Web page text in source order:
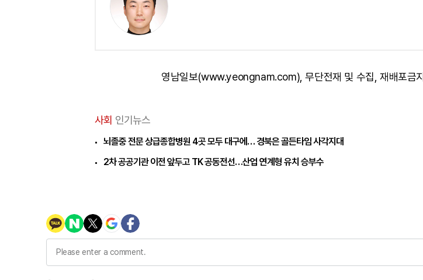
영남일보(www.yeongnam.com), 무단전재 및 수집, 재배포금지
사회 인기뉴스
뇌졸중 전문 상급종합병원 4곳 모두 대구에… 경북은 골든타임 사각지대
2차 공공기관 이전 앞두고 TK 공동전선…산업 연계형 유치 승부수